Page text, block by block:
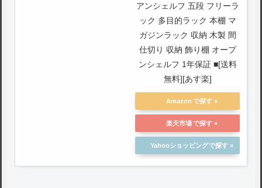
アンシェルフ 五段 フリーラ
ック 多目的ラック 本棚 マ
ガジンラック 収納 木製 間
仕切り 収納 飾り棚 オープ
ンシェルフ 1年保証 ■[送料
無料][あす楽]
Amazon
楽天市場
Yahooショッピング